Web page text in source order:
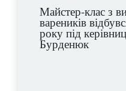
Майстер-клас з
вареників
року під
Бурденюк